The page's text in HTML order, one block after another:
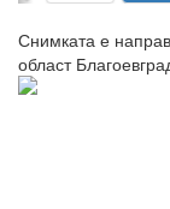
Снимката е
област